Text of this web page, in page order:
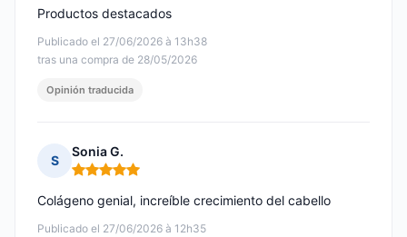
Publicado el 27/06/2026 à 13h38
tras una compra de 28/05/2026
Productos destacados
Opinión traducida
S
Sonia G.
Nota: 5 de 5
Publicado el 27/06/2026 à 12h35
Colágeno genial, increíble crecimiento del cabello